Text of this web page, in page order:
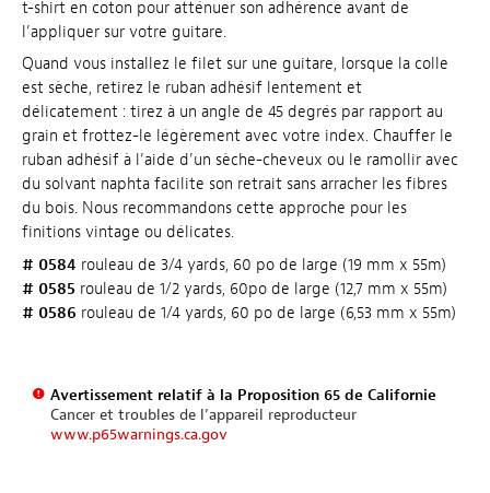
t-shirt en coton pour atténuer son adhérence avant de
l’appliquer sur votre guitare.
Quand vous installez le filet sur une guitare, lorsque la colle
est sèche, retirez le ruban adhésif lentement et
délicatement : tirez à un angle de 45 degrés par rapport au
grain et frottez-le légèrement avec votre index. Chauffer le
ruban adhésif à l’aide d’un sèche-cheveux ou le ramollir avec
du solvant naphta facilite son retrait sans arracher les fibres
du bois. Nous recommandons cette approche pour les
finitions vintage ou délicates.
# 0584 rouleau de 3/4 yards, 60 po de large (19 mm x 55m)
# 0585 rouleau de 1/2 yards, 60po de large (12,7 mm x 55m)
# 0586 rouleau de 1/4 yards, 60 po de large (6,53 mm x 55m)
Avertissement relatif à la Proposition 65 de Californie
Cancer et troubles de l’appareil reproducteur
www.p65warnings.ca.gov